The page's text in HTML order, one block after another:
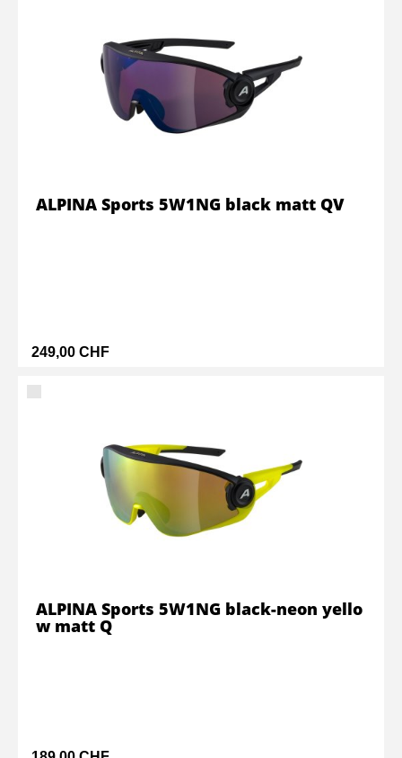
249,00 CHF
ALPINA Sports 5W1NG black matt QV
ALPINA Sports 5W1NG black-neon yello
w matt Q